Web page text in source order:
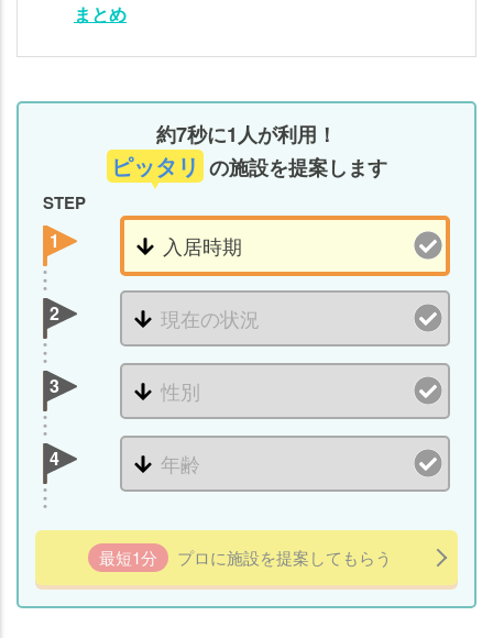
まとめ
約7秒に1人が利用！
ピッタリ の施設を提案します
STEP
1
2
3
4
最短1分 プロに施設を提案してもらう
で
受
ら
知
症
ケ
内
容
認
知
で
れ